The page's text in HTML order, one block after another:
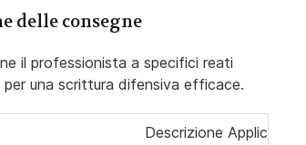
delle consegne
il professionista a specifici reati
una scrittura difensiva efficace.
Descrizione Applicata